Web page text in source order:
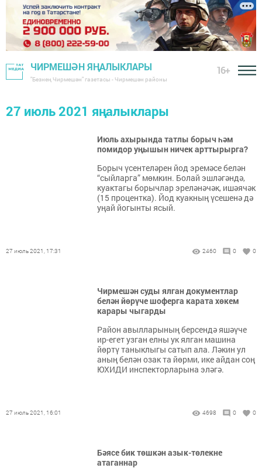
ЧИРМЕШӘН ЯҢАЛЫКЛАРЫ
"Безнең Чирмешән" газетасы - Чирмешән районы
16+
27 июль 2021 яңалыклары
Июль ахырында татлы борыч һәм
помидор уңышын ничек арттырырга?
Борыч үсентеләрен йод эремәсе белән
“сыйларга” мөмкин. Болай эшләгәндә,
куактагы борычлар эреләнәчәк, ишәячәк
(15 процентка). Йод куакның үсешенә дә
уңай йогынты ясый.
27 июль 2021, 17:31 2460 0 0
Чирмешән суды ялган документлар
белән йөрүче шоферга карата хөкем
карары чыгарды
Район авылларының берсендә яшәүче
ир-егет узган елны ук ялган машина
йөртү таныклыгы сатып ала. Ләкин ул
аның белән озак та йөрми, ике айдан соң
ЮХИДИ инспекторларына эләгә.
27 июль 2021, 16:01 4698 0 0
Бәясе бик төшкән азык-төлекне
атаганнар